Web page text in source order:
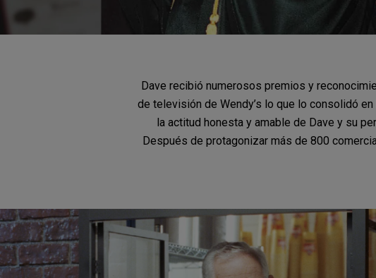
Dave recibió numerosos premios y
de televisión de Wendy’s lo que lo consolidó
la actitud honesta y amable de Dave y su
Después de protagonizar más de 800